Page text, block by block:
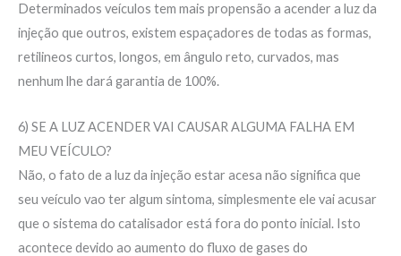
Determinados veículos tem mais propensão a acender a luz da
injeção que outros, existem espaçadores de todas as formas,
retilineos curtos, longos, em ângulo reto, curvados, mas
nenhum lhe dará garantia de 100%.
6) SE A LUZ ACENDER VAI CAUSAR ALGUMA FALHA EM
MEU VEÍCULO?
Não, o fato de a luz da injeção estar acesa não significa que
seu veículo vao ter algum sintoma, simplesmente ele vai acusar
que o sistema do catalisador está fora do ponto inicial. Isto
acontece devido ao aumento do fluxo de gases do